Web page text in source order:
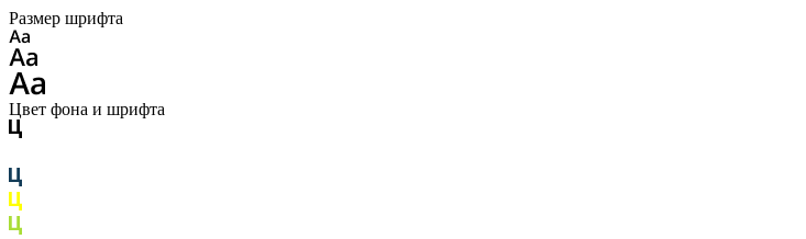
Размер шрифта
Цвет фона и шрифта